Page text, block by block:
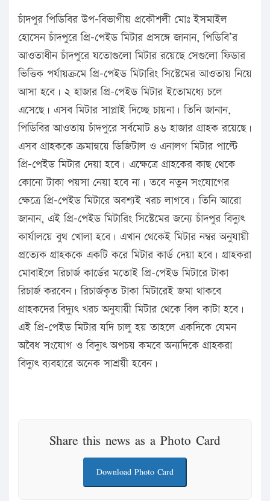
চাঁদপুর পিডিবির উপ-বিভাগীয় প্রকৌশলী মোঃ ইসমাইল
হোসেন চাঁদপুরে প্রি-পেইড মিটার প্রসঙ্গে জানান, পিডিবি’র
আওতাধীন চাঁদপুরে যতোগুলো মিটার রয়েছে সেগুলো ফিডার
ভিত্তিক পর্যায়ক্রমে প্রি-পেইড মিটারিং সিস্টেমের আওতায় নিয়ে
আসা হবে। ২ হাজার প্রি-পেইড মিটার ইতোমধ্যে চলে
এসেছে। এসব মিটার সাপ্লাই দিচ্ছে চায়না। তিনি জানান,
পিডিবির আওতায় চাঁদপুরে সর্বমোট ৪৬ হাজার গ্রাহক রয়েছে।
এসব গ্রাহককে ক্রমান্বয়ে ডিজিটাল ও এনালগ মিটার পাল্টে
প্রি-পেইড মিটার দেয়া হবে। এক্ষেত্রে গ্রাহকের কাছ থেকে
কোনো টাকা পয়সা নেয়া হবে না। তবে নতুন সংযোগের
ক্ষেত্রে প্রি-পেইড মিটারে অবশ্যই খরচ লাগবে। তিনি আরো
জানান, এই প্রি-পেইড মিটারিং সিস্টেমের জন্যে চাঁদপুর বিদ্যুৎ
কার্যালয়ে বুথ খোলা হবে। এখান থেকেই মিটার নম্বর অনুযায়ী
প্রত্যেক গ্রাহককে একটি করে মিটার কার্ড দেয়া হবে। গ্রাহকরা
মোবাইলে রিচার্জ কার্ডের মতোই প্রি-পেইড মিটারে টাকা
রিচার্জ করবেন। রিচার্জকৃত টাকা মিটারেই জমা থাকবে
গ্রাহকদের বিদ্যুৎ খরচ অনুযায়ী মিটার থেকে বিল কাটা হবে।
এই প্রি-পেইড মিটার যদি চালু হয় তাহলে একদিকে যেমন
অবৈধ সংযোগ ও বিদ্যুৎ অপচয় কমবে অন্যদিকে গ্রাহকরা
বিদ্যুৎ ব্যবহারে অনেক সাশ্রয়ী হবেন।
Share this news as a Photo Card
Download Photo Card